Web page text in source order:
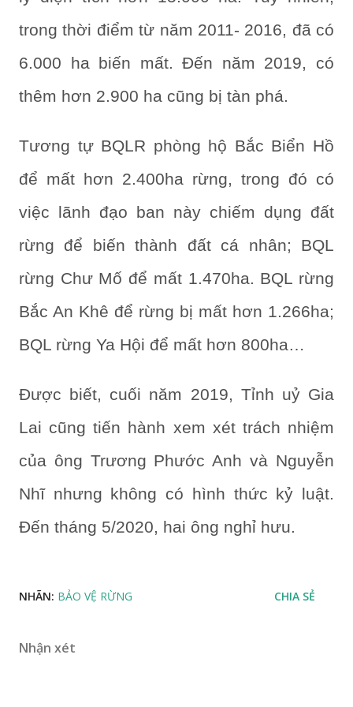
trong thời điểm từ năm 2011- 2016, đã có
6.000 ha biến mất. Đến năm 2019, có
thêm hơn 2.900 ha cũng bị tàn phá.
Tương tự BQLR phòng hộ Bắc Biển Hồ
để mất hơn 2.400ha rừng, trong đó có
việc lãnh đạo ban này chiếm dụng đất
rừng để biến thành đất cá nhân; BQL
rừng Chư Mố để mất 1.470ha. BQL rừng
Bắc An Khê để rừng bị mất hơn 1.266ha;
BQL rừng Ya Hội để mất hơn 800ha…
Được biết, cuối năm 2019, Tỉnh uỷ Gia
Lai cũng tiến hành xem xét trách nhiệm
của ông Trương Phước Anh và Nguyễn
Nhĩ nhưng không có hình thức kỷ luật.
Đến tháng 5/2020, hai ông nghỉ hưu.
NHÃN: BẢO VỆ RỪNG CHIA SẺ
Nhận xét